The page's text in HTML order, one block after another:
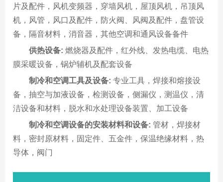
片及配件，风机变频器，穿墙风机，屋顶风机，吊顶风
机，风管，风口及配件，防火阀、风阀及配件，盘管设
备，隔音材料，消音器，其他空调和通风设备备件
供热设备: 燃烧器及配件，红外线、发热电缆、电热
膜采暖设备，锅炉辅机及配套设备
制冷和空调工具及设备: 专业工具，焊接和熔接设
备，抽空与加液设备，检测设备，侧漏仪，测温仪，清
洁设备和材料，脱水和水处理设备装置、加工设备
制冷和空调设备的安装材料和设备: 管材，焊接材
料，密封原材料，固定件、五金件，保温绝缘材料，热
导体，阀门